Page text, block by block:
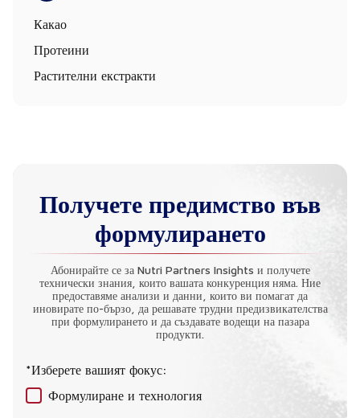
Какао
Протеини
Растителни екстракти
Получете предимство във
формулирането
Абонирайте се за Nutri Partners Insights и получете
технически знания, които вашата конкуренция няма. Ние
предоставяме анализи и данни, които ви помагат да
иновирате по-бързо, да решавате трудни предизвикателства
при формулирането и да създавате водещи на пазара
продукти.
*Изберете вашият фокус:
Формулиране и технология